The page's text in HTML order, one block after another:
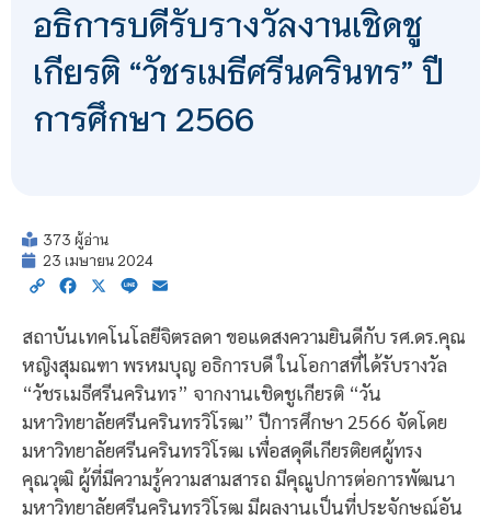
อธิการบดีรับรางวัลงานเชิดชู
เกียรติ “วัชรเมธีศรีนครินทร” ปี
การศึกษา 2566
373 ผู้อ่าน
23 เมษายน 2024
Copy Facebook
X Line
สถาบันเทคโนโลยีจิตรลดา ขอแดสงความยินดีกับ รศ.ดร.คุณ
หญิงสุมณฑา พรหมบุญ อธิการบดี ในโอกาสที่ได้รับรางวัล
“วัชรเมธีศรีนครินทร” จากงานเชิดชูเกียรติ “วัน
มหาวิทยาลัยศรีนครินทรวิโรฒ” ปีการศึกษา 2566 จัดโดย
มหาวิทยาลัยศรีนครินทรวิโรฒ เพื่อสดุดีเกียรติยศผู้ทรง
คุณวุฒิ ผู้ที่มีความรู้ความสามสารถ มีคุณูปการต่อการพัฒนา
มหาวิทยาลัยศรีนครินทรวิโรฒ มีผลงานเป็นที่ประจักษณ์อัน